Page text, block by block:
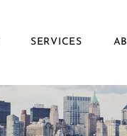
SERVICES